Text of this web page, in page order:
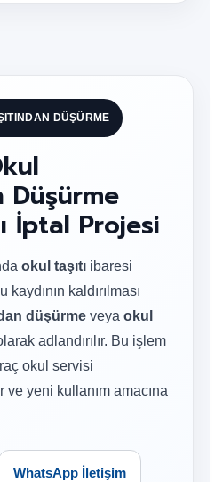
DÜŞÜRME
Düşürme
İptal Projesi
okul taşıtı ibaresi
kaldırılması
düşürme veya okul
adlandırılır. Bu işlem
okul servisi
ve yeni kullanım amacına
WhatsApp İletişim